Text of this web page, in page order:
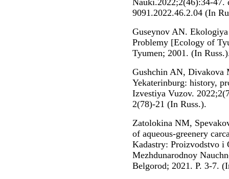
Nauki.2022;2(46):34-47.
9091.2022.46.2.04 (In
Guseynov AN.
Problemy [Ecology of
Tyumen; 2001. (In
Gushchin AN, Divakova
Yekaterinburg: history,
Izvestiya Vuzov.
2(78)-21 (In Russ.).
Zatolokina NM,
of aqueous-greenery
Kadastry: Proizvodstvo i
Mezhdunarodnoy
Belgorod; 2021. P. 3-7.